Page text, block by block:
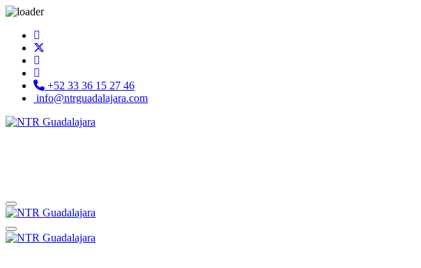
+52 33 36 15 27 46
info@ntrguadalajara.com